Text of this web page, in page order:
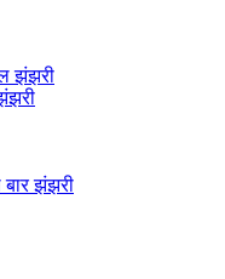
झंझरी
झंझरी